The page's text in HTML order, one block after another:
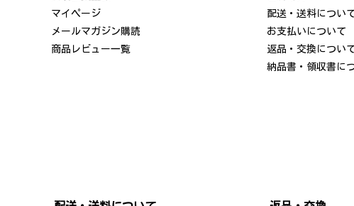
マイページ
メールマガジン購読
商品レビュー一覧
配送・送料につい
お支払いについて
返品・交換につい
納品書・領収書に